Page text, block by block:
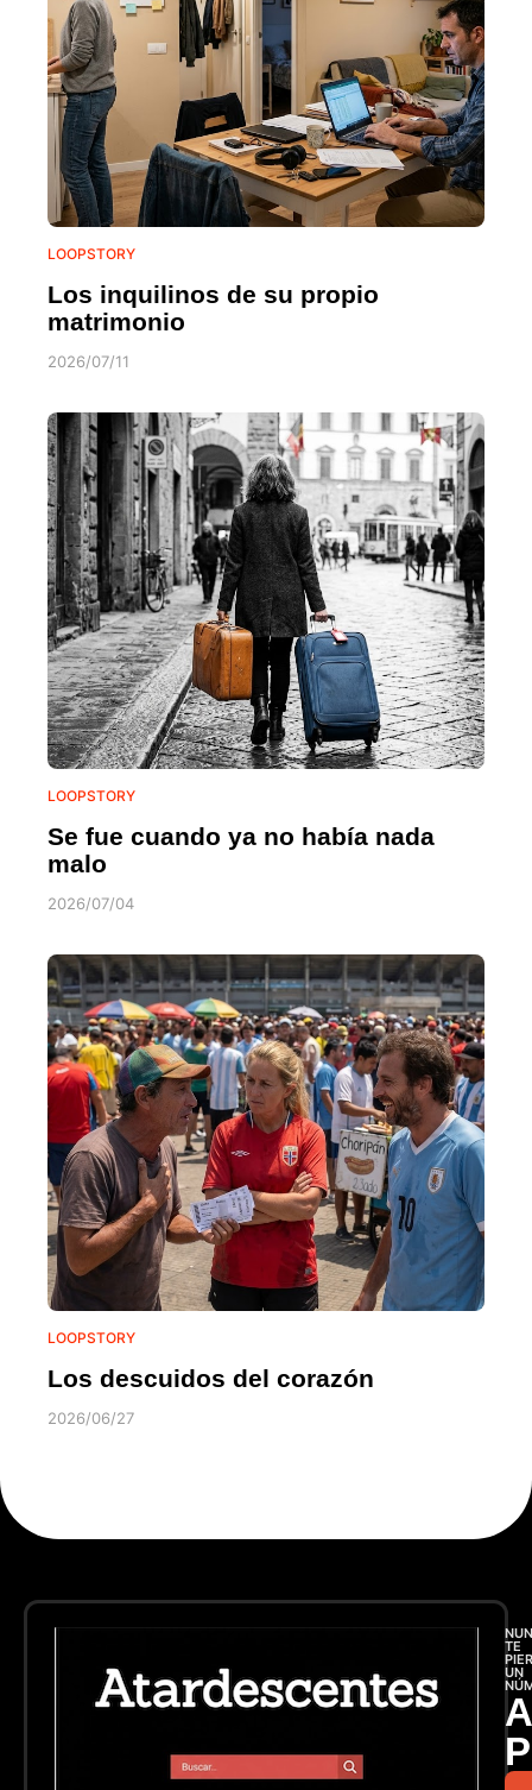
LOOPSTORY
Los inquilinos de su propio
matrimonio
2026/07/11
LOOPSTORY
Se fue cuando ya no había nada
malo
2026/07/04
LOOPSTORY
Los descuidos del corazón
2026/06/27
TE
UN